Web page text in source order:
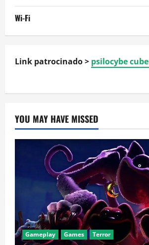
Wi-Fi
Link patrocinado > psilocybe
YOU MAY HAVE MISSED
Gameplay Games Terror